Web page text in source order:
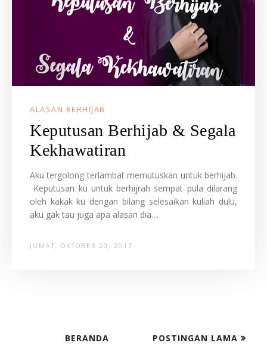
ALASAN BERHIJAB
Keputusan Berhijab & Segala
Kekhawatiran
Aku tergolong terlambat memutuskan untuk berhijab.
Keputusan ku untuk berhijrah sempat pula dilarang
oleh kakak ku dengan bilang selesaikan kuliah dulu,
aku gak tau juga apa alasan dia....
JUMAT, OKTOBER 20, 2017
POSTINGAN LAMA
BERANDA